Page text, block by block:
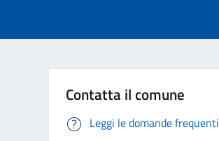
Contatta il comune
Leggi le domande frequenti